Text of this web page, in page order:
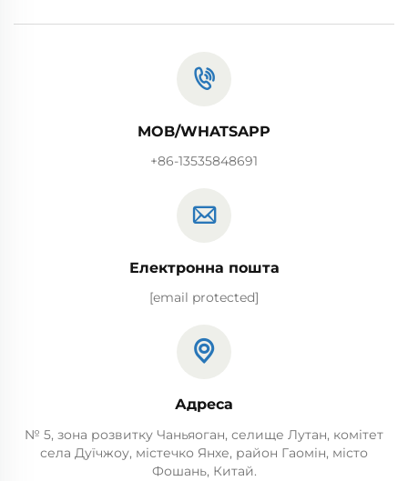
MOB/WHATSAPP
+86-13535848691
Електронна пошта
[email protected]
Адреса
№ 5, зона розвитку Чаньяоган, селище Лутан, комітет
села Дуїчжоу, містечко Янхе, район Гаомін, місто
Фошань, Китай.